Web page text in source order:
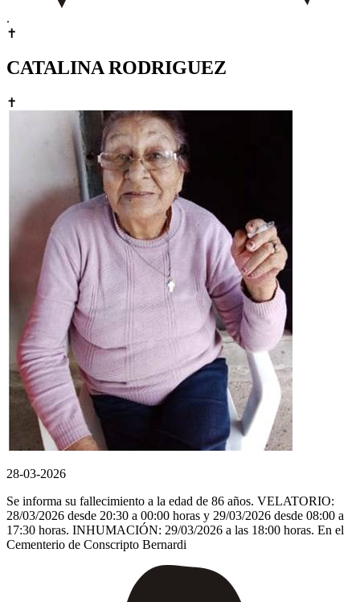
.
✝
CATALINA RODRIGUEZ
✝
28-03-2026
Se informa su fallecimiento a la edad de 86 años. VELATORIO:
28/03/2026 desde 20:30 a 00:00 horas y 29/03/2026 desde 08:00 a
17:30 horas. INHUMACIÓN: 29/03/2026 a las 18:00 horas. En el
Cementerio de Conscripto Bernardi